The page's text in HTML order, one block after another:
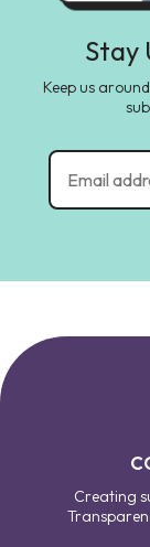
Stay
Keep us
Creating